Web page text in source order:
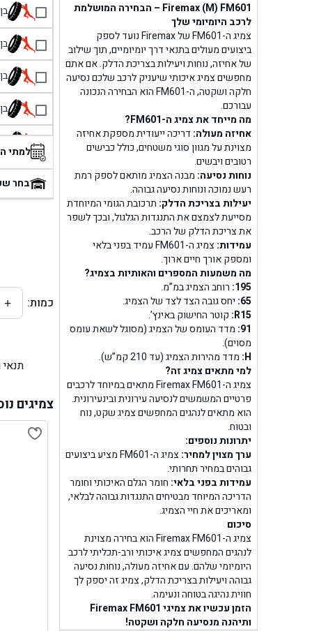
Firemax (M) FM601 – הבחירה המושלמת
לרכב היומיומי שלך
צמיג ה-FM601 של Firemax נועד לספק
ביצועים מעולים בתנאי דרך יומיומיים, תוך שילוב
של אחיזה, נוחות ויעילות בצריכת הדלק. אם אתם
מחפשים צמיג איכותי שיעניק לרכב שלכם נסיעה
חלקה ושקטה, ה-FM601 הוא הבחירה הנכונה
עבורכם.
מה מייחד את צמיג ה-FM601?
אחיזה מעולה: דריכה ייעודית מספקת אחיזה
מצוינת על מגוון סוגי משטחים, כולל כבישים
רטובים ויבשים.
נוחות נסיעה: מבנה הצמיג מותאם לספק רמת
רעש נמוכה ונוחות נסיעה גבוהה.
יעילות בצריכת הדלק: תרכובת הגומי המיוחדת
מסייעת לצמצם את התנגדות הגלגול, ובכך לשפר
את צריכת הדלק של הרכב.
עמידות:
צמיג ה-FM601 עמיד בפני בלאי
ומספק אורך חיים ארוך.
מה משמעות המספרים והאותיות בצמיג?
195: רוחב הצמיג במ”מ.
65: יחס גובה הצד לצד של הצמיג.
R15: קוטר החישוק באינץ’.
91: מדד העומס של הצמיג (מסוגל לשאת עומס
מסוים).
H: מדד מהירות הצמיג (עד 210 קמ”ש).
למי מתאים צמיג זה?
צמיג ה-Firemax FM601 מתאים במיוחד לרכבים
פרטיים המשמשים לנסיעה עירונית ובינעירונית.
הוא מתאים לנהגים המחפשים צמיג שקט, נוח
ובטוח.
יתרונות נוספים:
ערך מצוין למחיר:
צמיג ה-FM601 מציע ביצועים
גבוהים במחיר תחרותי.
עמידות בפני בלאי: חומר הגלם האיכותי וחומר
הדריכה המיוחד מבטיחים התנגדות גבוהה לבלאי,
ומאריכים את חיי הצמיג.
סיכום
צמיג ה-Firemax FM601 הוא בחירה מצוינת
לנהגים המחפשים צמיג איכותי ורב-תכליתי לרכב
היומיומי שלהם. עם אחיזה מעולה, נוחות נסיעה
גבוהה ויעילות בצריכת הדלק, צמיג זה יספק לך
חווית נהיגה בטוחה ונעימה.
הזמן עכשיו את צמיגי Firemax FM601
ותיהנה מנסיעה חלקה ושקטה!
בן
בן
בן
בן
בן
בן
למתי
בחר
כמות: +
צמיגים